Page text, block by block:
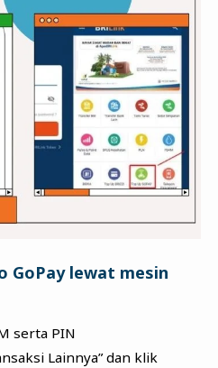
GoPay lewat mesin
serta PIN
Lainnya” dan klik